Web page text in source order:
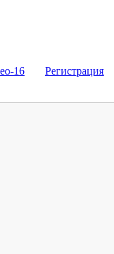
16 Регистрация